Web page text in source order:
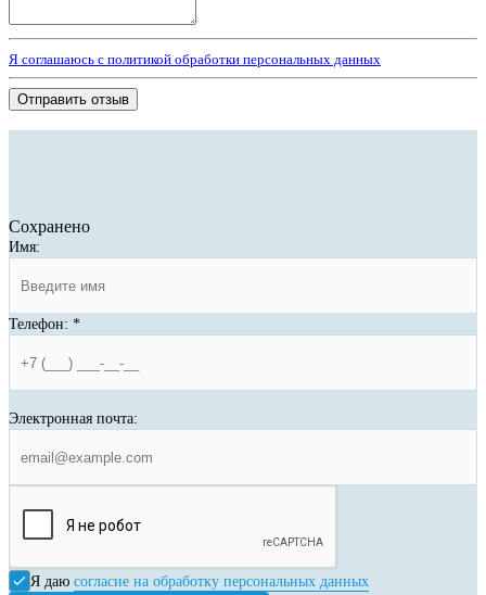
Я соглашаюсь с политикой обработки персональных данных
Отправить отзыв
Сохранено
Имя:
Телефон: *
Электронная почта:
Я даю согласие на обработку персональных данных